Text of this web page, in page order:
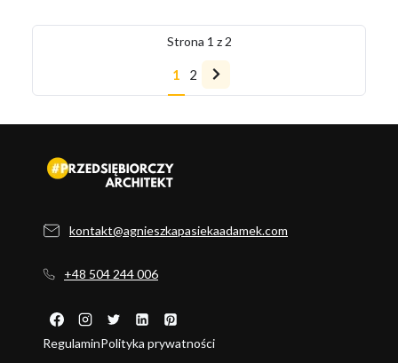
Strona 1 z 2
1 2
Następna
kontakt@agnieszkapasiekaadamek.com
+48 504 244 006
RegulaminPolityka prywatności